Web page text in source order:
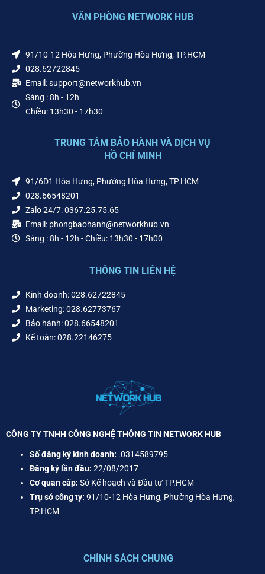
VĂN PHÒNG NETWORK HUB
91/10-12 Hòa Hưng, Phường Hòa Hưng, TP.HCM
028.62722845
Email: support@networkhub.vn
Sáng : 8h - 12h
Chiều: 13h30 - 17h30
TRUNG TÂM BẢO HÀNH VÀ DỊCH VỤ
HỒ CHÍ MINH
91/6D1 Hòa Hưng, Phường Hòa Hưng, TP.HCM
028.66548201
Zalo 24/7: 0367.25.75.65
Email: phongbaohanh@networkhub.vn
Sáng : 8h - 12h - Chiều: 13h30 - 17h00
THÔNG TIN LIÊN HỆ
Kinh doanh: 028.62722845
Marketing: 028.62773767
Bảo hành: 028.66548201
Kế toán: 028.22146275
CÔNG TY TNHH CÔNG NGHỆ THÔNG TIN NETWORK HUB
Số đăng ký kinh doanh: .0314589795
Đăng ký lần đầu: 22/08/2017
Cơ quan cấp: Sở Kế hoạch và Đầu tư TP.HCM
Trụ sở công ty: 91/10-12 Hòa Hưng, Phường Hòa Hưng,
TP.HCM
CHÍNH SÁCH CHUNG